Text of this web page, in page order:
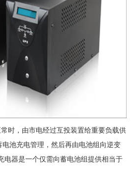
时，由市电经过互投装置给重要负载供
池充电管理，然后再由电池组向逆变
电器是一个仅需向蓄电池组提供相当于